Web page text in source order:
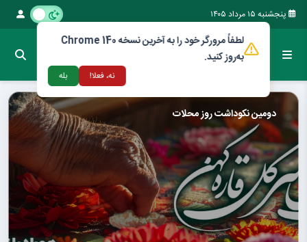
پنجشنبه ۱۵ مرداد ۱۴۰۵
دومین نکوداشت روز محلات
لطفاً مرورگر خود را به آخرین نسخه Chrome 140
به‌روز کنید.
نه، فعلا! بله